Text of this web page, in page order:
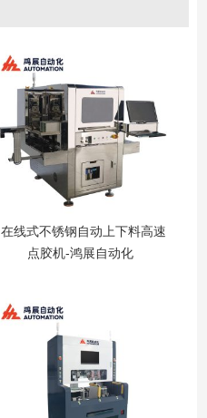
在线式不锈钢自动上下料高速
点胶机-鸿展自动化